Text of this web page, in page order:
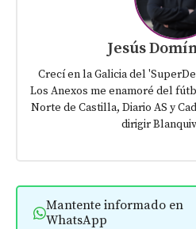
Jesús
Crecí en la Galicia del
Los Anexos me enamoré del
Norte de Castilla, Diario AS y
dirigir
Mantente informado en
WhatsApp